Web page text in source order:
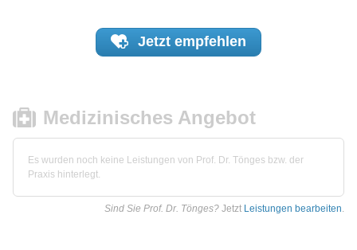
Jetzt empfehlen
Medizinisches Angebot
Es wurden noch keine Leistungen von Prof. Dr. Tönges bzw. der
Praxis hinterlegt.
Sind Sie Prof. Dr. Tönges? Jetzt Leistungen bearbeiten.